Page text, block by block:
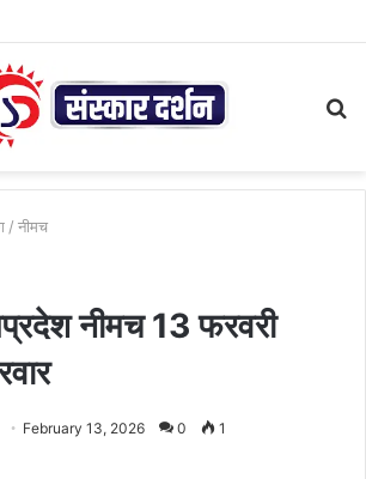
/ नीमच
नीमच 13 फरवरी
February 13, 2026 0 1